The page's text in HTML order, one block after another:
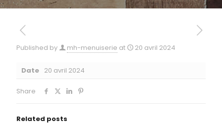
Published by mh-menuiserie at 20 avril 2024
Date 20 avril 2024
Share
Related posts